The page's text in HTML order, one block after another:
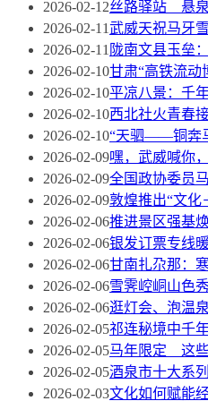
2026-02-12丝路驿站 悬
2026-02-11武威天祝马牙
2026-02-11 陇南文县玉垒
2026-02-10甘肃“高铁流动
2026-02-10平凉八景：千
2026-02-10西北社火青春
2026-02-10“天驷——铜奔
2026-02-09嘿，武威喊你
2026-02-09全国政协委员
2026-02-09敦煌推出“文化
2026-02-06推进景区强基
2026-02-06银发订票专线
2026-02-06甘南扎尕那：
2026-02-06雪霁崆峒山色
2026-02-06逛灯会、泡温
2026-02-05祁连秘境中千
2026-02-05马年限定 这些
2026-02-05酒泉市十大系
2026-02-03文化如何赋能